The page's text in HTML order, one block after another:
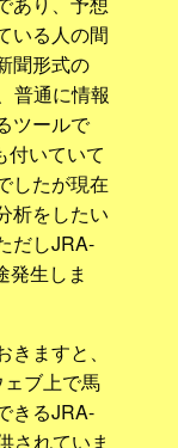
いる人の間
聞形式の
普通に情報
ツールで
付いていて
したが現在
析をしたい
だしJRA-
発生しま
ますと、
ブ上で馬
きるJRA-
されていま